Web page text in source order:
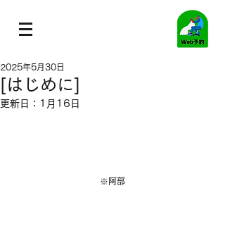
[はじめに]
2025年5月30日
更新日： 1月16日
※阿部